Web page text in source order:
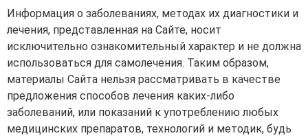
Информация о заболеваниях, методах их диагностики и
лечения, представленная на Сайте, носит
исключительно ознакомительный характер и не должна
использоваться для самолечения. Таким образом,
материалы Сайта нельзя рассматривать в качестве
предложения способов лечения каких-либо
заболеваний, или показаний к употреблению любых
медицинских препаратов, технологий и методик, будь